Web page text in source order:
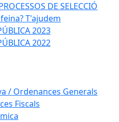
DE SELECCIÓ
T'ajudem
2023
2022
/ Ordenances Generals
Fiscals